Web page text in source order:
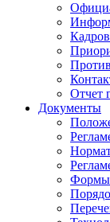
Отчет
Документы
Формы